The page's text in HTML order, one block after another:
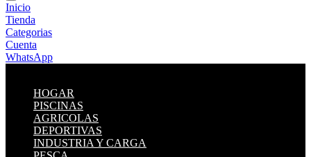
Inicio
Tienda
Categorias
Cuenta
WhatsApp
HOGAR
PISCINAS
AGRICOLAS
DEPORTIVAS
INDUSTRIA Y CARGA